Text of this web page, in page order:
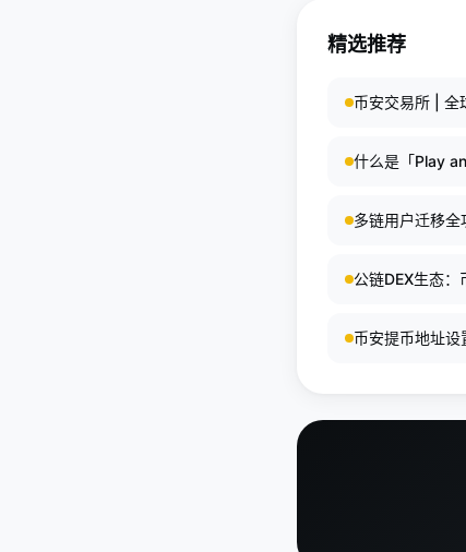
[7]。
精选推荐
币安交易所 | 全
什么是「Play
多链用户迁移
公链DEX生态
币安提币地址